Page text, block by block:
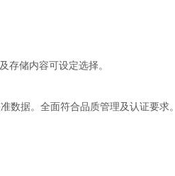
存储内容可设定选择。
数据。全面符合品质管理及认证要求。